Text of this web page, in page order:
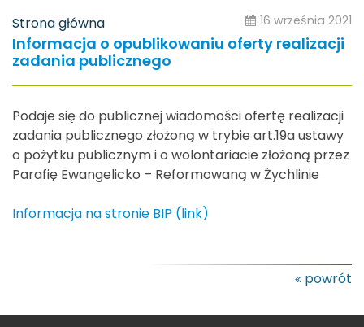
Strona główna 16 września 2021
Informacja o opublikowaniu oferty realizacji
zadania publicznego
Podaje się do publicznej wiadomości ofertę realizacji
zadania publicznego złożoną w trybie art.19a ustawy
o pożytku publicznym i o wolontariacie złożoną przez
Parafię Ewangelicko – Reformowaną w Żychlinie
Informacja na stronie BIP (link)
powrót